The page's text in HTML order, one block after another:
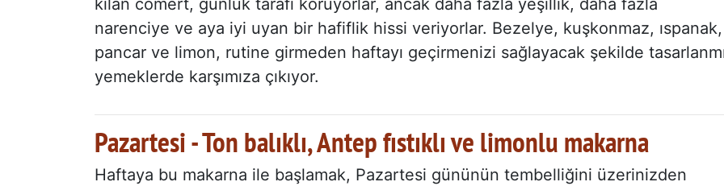
narenciye ve aya iyi uyan bir hafiflik hissi veriyorlar. Bezelye, kuşkonmaz, ıspanak,
pancar ve limon, rutine girmeden haftayı geçirmenizi sağlayacak şekilde
yemeklerde karşımıza çıkıyor.
Pazartesi - Ton balıklı, Antep fıstıklı ve limonlu makarna
Haftaya bu makarna ile başlamak, Pazartesi gününün tembelliğini üzerinizden